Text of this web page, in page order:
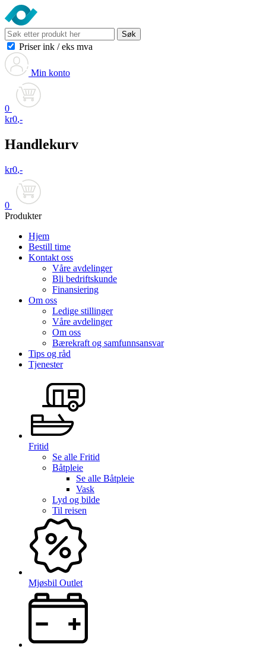
Søk
Priser ink / eks mva
Min konto
0
kr0,-
Handlekurv
kr0,-
0
Produkter
Hjem
Bestill time
Kontakt oss
Våre avdelinger
Bli bedriftskunde
Finansiering
Om oss
Ledige stillinger
Våre avdelinger
Om oss
Bærekraft og samfunnsansvar
Tips og råd
Tjenester
Fritid
Se alle Fritid
Båtpleie
Se alle Båtpleie
Vask
Lyd og bilde
Til reisen
Mjøsbil Outlet